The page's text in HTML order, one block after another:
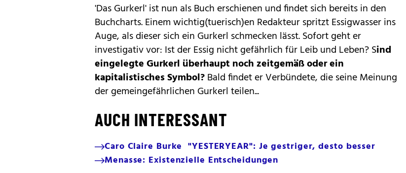
'Das Gurkerl' ist nun als Buch erschienen und findet sich bereits in den
Buchcharts. Einem wichtig(tuerisch)en Redakteur spritzt Essigwasser ins
Auge, als dieser sich ein Gurkerl schmecken lässt. Sofort geht er
investigativ vor: Ist der Essig nicht gefährlich für Leib und Leben? Sind
eingelegte Gurkerl überhaupt noch zeitgemäß oder ein
kapitalistisches Symbol?Bald findet er Verbündete, die seine Meinung
der gemeingefährlichen Gurkerl teilen...
AUCH INTERESSANT
Caro Claire Burke "YESTERYEAR": Je gestriger, desto besser
Menasse: Existenzielle Entscheidungen